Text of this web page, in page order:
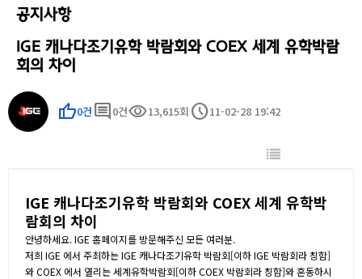
공지사항
IGE 캐나다조기유학 박람회와 COEX 세계 유학박람
회의 차이
thumb_up0건 comment 0건visibility13,615회 schedule11-02-28 19:42
IGE 캐나다조기유학 박람회와 COEX 세계 유학박
람회의 차이
안녕하세요. IGE 홈페이지를 방문해주신 모든 여러분.
저희 IGE 에서 주최하는 IGE 캐나다조기유학 박람회[이하 IGE 박람회라 칭함]
와 COEX 에서 열리는 세계유학박람회[이하 COEX 박람회라 칭함]와 혼동하시